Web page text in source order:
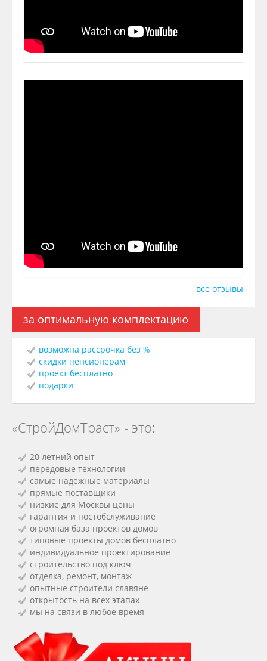
все отзывы
за оптимальную комплектацию
возможна рассрочка без %
скидки пенсионерам
проект бесплатно
подарки
«СтройДомТраст» - это:
20 летний опыт
передовые технологии
самые надёжные материалы
прямые поставщики
низкие для Москвы цены
гарантия и постобслуживание
огромная база проектов домов
типовые проекты домов бесплатно
индивидуальное проектирование
строительство под ключ
отделка, ремонт, монтаж
опытные строители славяне
открытость на всех этапах
мы на связи в любое время